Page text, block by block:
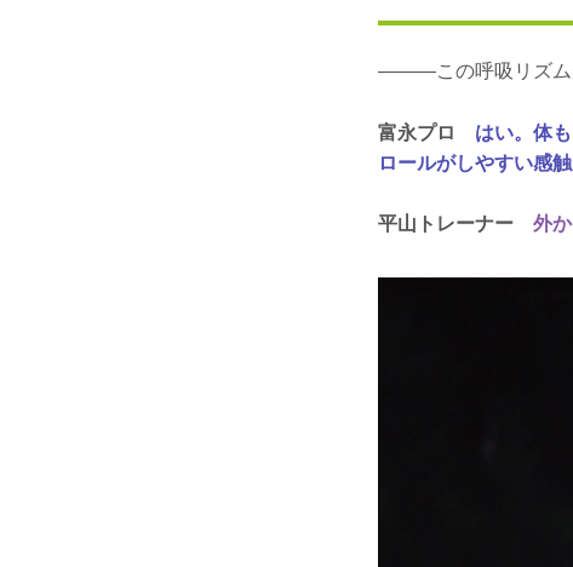
―――この呼吸リズム
富永プロ
はい。体
ロールがしやすい感
平山トレーナー 外